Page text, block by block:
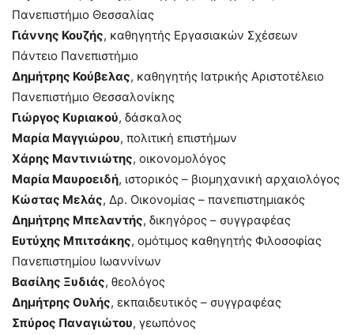
Πανεπιστήμιο Θεσσαλίας
Γιάννης Κουζής, καθηγητής Εργασιακών Σχέσεων
Πάντειο Πανεπιστήμιο
Δημήτρης Κούβελας, καθηγητής Ιατρικής Αριστοτέλειο
Πανεπιστήμιο Θεσσαλονίκης
Γιώργος Κυριακού, δάσκαλος
Μαρία Μαγγιώρου, πολιτική επιστήμων
Χάρης Μαντινιώτης, οικονομολόγος
Μαρία Μαυροειδή, ιστορικός – βιομηχανική αρχαιολόγος
Κώστας Μελάς, Δρ. Οικονομίας – πανεπιστημιακός
Δημήτρης Μπελαντής, δικηγόρος – συγγραφέας
Ευτύχης Μπιτσάκης, ομότιμος καθηγητής Φιλοσοφίας
Πανεπιστημίου Ιωαννίνων
Βασίλης Ξυδιάς, θεολόγος
Δημήτρης Ουλής, εκπαιδευτικός – συγγραφέας
Σπύρος Παναγιώτου, γεωπόνος